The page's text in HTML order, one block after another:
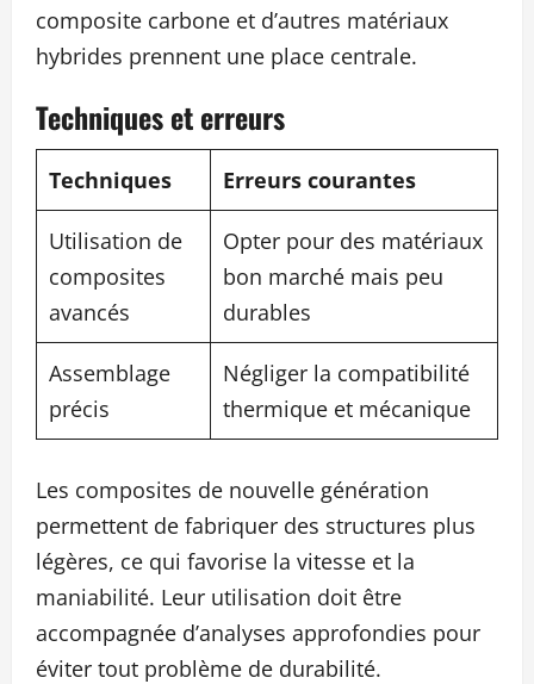
composite carbone et d’autres matériaux
hybrides prennent une place centrale.
Techniques et erreurs
Techniques Erreurs courantes
Utilisation de
composites
avancés
Opter pour des matériaux
bon marché mais peu
durables
Assemblage
précis
Négliger la compatibilité
thermique et mécanique
Les composites de nouvelle génération
permettent de fabriquer des structures plus
légères, ce qui favorise la vitesse et la
maniabilité. Leur utilisation doit être
accompagnée d’analyses approfondies pour
éviter tout problème de durabilité.